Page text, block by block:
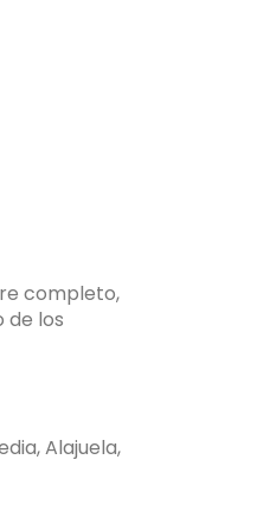
completo,
de los
Alajuela,